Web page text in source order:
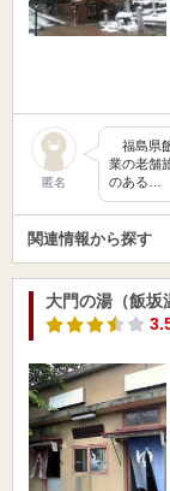
匿名
福島県
業の老舗
のある…
関連情報から探す
大門の湯（飯坂